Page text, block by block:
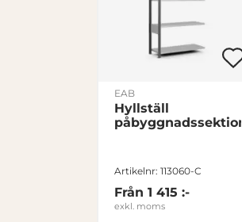
Tillåt urval
Avvisa
EAB
Hyllställ
påbyggnadssektion
Artikelnr: 113060-C
Från 1 415 :-
exkl. moms